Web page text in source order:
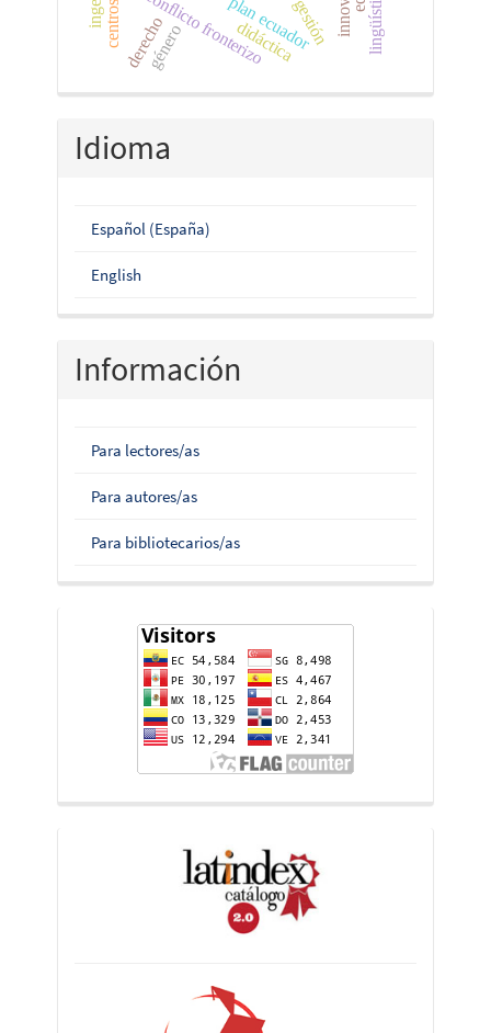
conflicto fronterizoplan ecuador
gestión
didáctica
género
derecho
Idioma
Español (España)
English
Información
Para lectores/as
Para autores/as
Para bibliotecarios/as
counter